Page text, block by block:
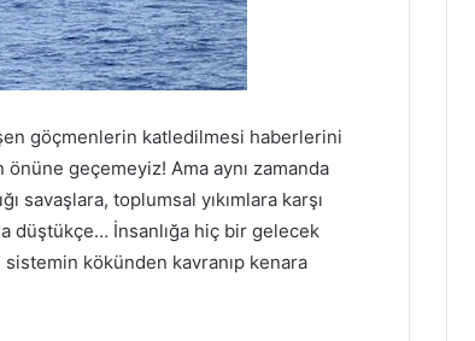
göçmenlerin katledilmesi haberlerini
geçemeyiz! Ama aynı zamanda
savaşlara, toplumsal yıkımlara karşı
düştükçe… İnsanlığa hiç bir gelecek
kökünden kavranıp kenara